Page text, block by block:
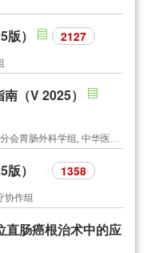
） 2127
（V 2025）
中国医师协会外科医师分会, 中华医学会外科分会胃肠外科学组, 中华医学会外科分会结直肠外科学组, 中国抗癌协会大肠癌专业委员会, 中国医师协会结直肠肿瘤专业委员会, 中国临床肿瘤学会结直肠癌专家委员会, 中国医师协会外科医师分会结直肠外科医师委员会, 中国医师协会肛肠医师分会肿瘤转移委员会, 中华医学会肿瘤学分会结直肠肿瘤学组, 中国医疗保健国际交流促进会转移肿瘤治疗学分会, 中国医疗保健国际交流促进会结直肠病分会
） 1358
协作组
肠癌根治术中的应